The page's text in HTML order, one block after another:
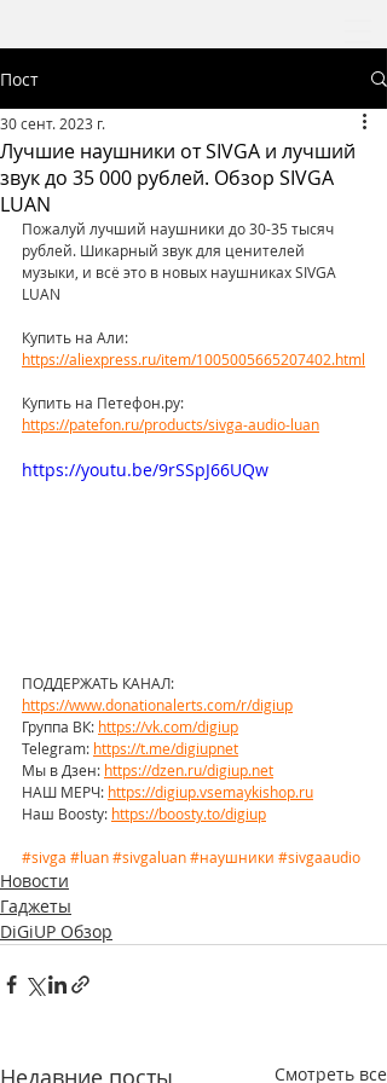
Пост
Лучшие наушники от SIVGA и лучший
звук до 35 000 рублей. Обзор SIVGA
LUAN
30 сент. 2023 г.
Пожалуй лучший наушники до 30-35 тысяч
рублей. Шикарный звук для ценителей
музыки, и всё это в новых наушниках SIVGA
LUAN
Купить на Али:
https://aliexpress.ru/item/1005005665207402.html
Купить на Петефон.ру:
https://patefon.ru/products/sivga-audio-luan
https://youtu.be/9rSSpJ66UQw
ПОДДЕРЖАТЬ КАНАЛ:
https://www.donationalerts.com/r/digiup
Группа ВК: https://vk.com/digiup
Telegram: https://t.me/digiupnet
Мы в Дзен: https://dzen.ru/digiup.net
НАШ МЕРЧ: https://digiup.vsemaykishop.ru
Наш Boosty: https://boosty.to/digiup
#sivga #luan#sivgaluan#наушники #sivgaaudio
Новости
Гаджеты
DiGiUP Обзор
Недавние посты Смотреть все